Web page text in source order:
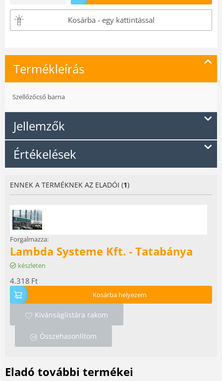
Kosárba - egy kattintással
Termékleírás
Szellőzőcső barna
Jellemzők
Értékelések
ENNEK A TERMÉKNEK AZ ELADÓI (1)
Forgalmazza:
Lambda Systeme Kft. - Tatabánya
készleten
4.318 Ft
Kosárba helyezem
Kivánságlistára rakom
Összehasonlítom
Eladó további termékei